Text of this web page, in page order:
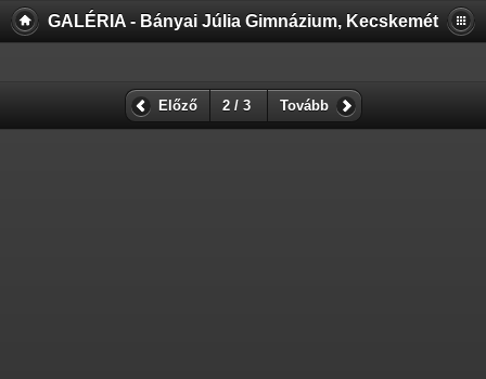
GALÉRIA - Bányai Júlia Gimnázium, Kecskemét
Előző 2 / 3 Tovább